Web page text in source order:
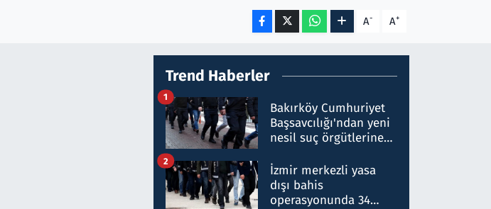
A- A+
Trend Haberler
Bakırköy Cumhuriyet
Başsavcılığı'ndan yeni
nesil suç örgütlerine
hakkında gözaltı kararı
1
İzmir merkezli yasa
dışı bahis
operasyonunda 34
2